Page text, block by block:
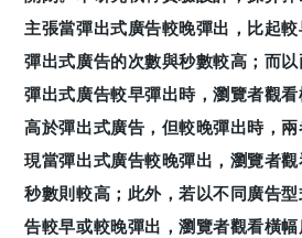
主張當彈出式廣告較晚彈出，比起
彈出式廣告的次數與秒數較高；而
彈出式廣告較早彈出時，瀏覽者觀
高於彈出式廣告，但較晚彈出時，
現當彈出式廣告較晚彈出，瀏覽者
秒數則較高；此外，若以不同廣告
告較早或較晚彈出，瀏覽者觀看橫